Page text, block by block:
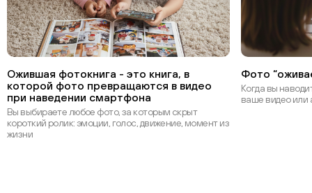
Ожившая фотокнига - это книга, в
которой фото превращаются в видео
при наведении смартфона
Вы выбираете любое фото, за которым скрыт
короткий ролик: эмоции, голос, движение, момент из
жизни
Фото
Когда вы
ваше видео или